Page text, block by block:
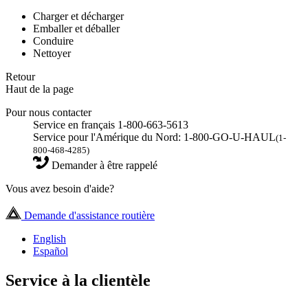
Charger et décharger
Emballer et déballer
Conduire
Nettoyer
Retour
Haut de la page
Pour nous contacter
Service en français 1-800-663-5613
Service pour l'Amérique du Nord: 1-800-GO-U-HAUL(1-
800-468-4285)
Demander à être rappelé
Vous avez besoin d'aide?
Demande d'assistance routière
English
Español
Service à la clientèle